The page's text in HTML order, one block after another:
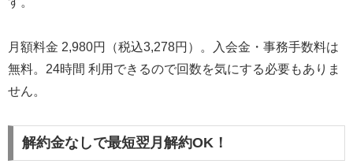
月額料金 2,980円（税込3,278円）。入会金・事務手数料は
無料。24時間 利用できるので回数を気にする必要もありま
せん。
解約金なしで最短翌月解約OK！